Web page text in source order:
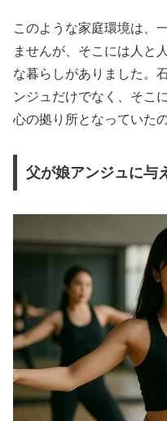
このような家庭環境は、
ませんが、そこには人と
な暮らしがありました。
ンジュだけでなく、そこ
心の拠り所となっていた
父が娘アンジュに与